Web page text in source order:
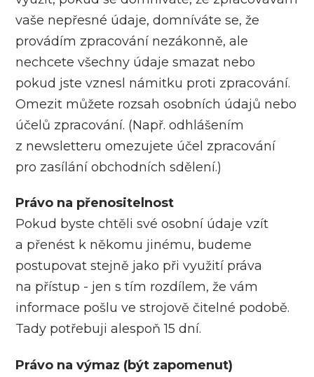
vaše nepřesné údaje, domníváte se, že
provádím zpracování nezákonně, ale
nechcete všechny údaje smazat nebo
pokud jste vznesl námitku proti zpracování.
Omezit můžete rozsah osobních údajů nebo
účelů zpracování. (Např. odhlášením
z newsletteru omezujete účel zpracování
pro zasílání obchodních sdělení.)
Právo na přenositelnost
Pokud byste chtěli své osobní údaje vzít
a přenést k někomu jinému, budeme
postupovat stejně jako při využití práva
na přístup - jen s tím rozdílem, že vám
informace pošlu ve strojově čitelné podobě.
Tady potřebuji alespoň 15 dní.
Právo na výmaz (být zapomenut)